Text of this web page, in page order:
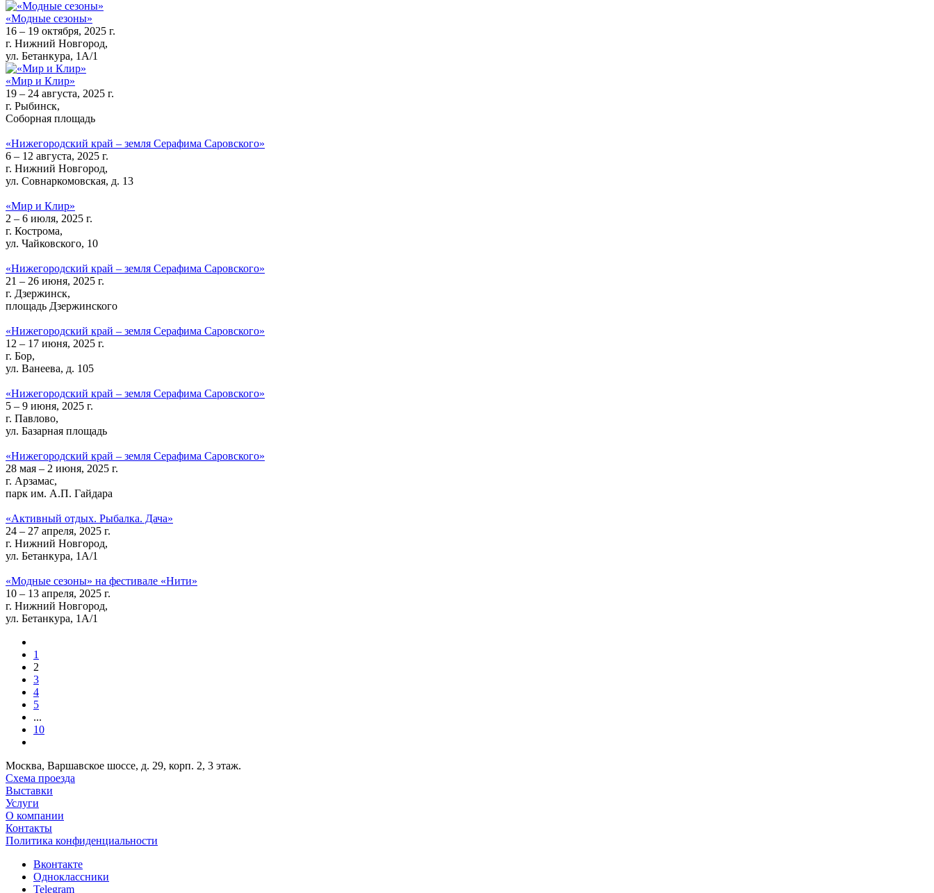
«Модные сезоны»
16 – 19 октября, 2025 г.
г. Нижний Новгород,
ул. Бетанкура, 1А/1
«Мир и Клир»
19 – 24 августа, 2025 г.
г. Рыбинск,
Соборная площадь
«Нижегородский край – земля Серафима Саровского»
6 – 12 августа, 2025 г.
г. Нижний Новгород,
ул. Совнаркомовская, д. 13
«Мир и Клир»
2 – 6 июля, 2025 г.
г. Кострома,
ул. Чайковского, 10
«Нижегородский край – земля Серафима Саровского»
21 – 26 июня, 2025 г.
г. Дзержинск,
площадь Дзержинского
«Нижегородский край – земля Серафима Саровского»
12 – 17 июня, 2025 г.
г. Бор,
ул. Ванеева, д. 105
«Нижегородский край – земля Серафима Саровского»
5 – 9 июня, 2025 г.
г. Павлово,
ул. Базарная площадь
«Нижегородский край – земля Серафима Саровского»
28 мая – 2 июня, 2025 г.
г. Арзамас,
парк им. А.П. Гайдара
«Активный отдых. Рыбалка. Дача»
24 – 27 апреля, 2025 г.
г. Нижний Новгород,
ул. Бетанкура, 1А/1
«Модные сезоны» на фестивале «Нити»
10 – 13 апреля, 2025 г.
г. Нижний Новгород,
ул. Бетанкура, 1А/1
1
2
3
4
5
...
10
Москва, Варшавское шоссе, д. 29, корп. 2, 3 этаж.
Схема проезда
Выставки
Услуги
О компании
Контакты
Политика конфиденциальности
Вконтакте
Одноклассники
Telegram